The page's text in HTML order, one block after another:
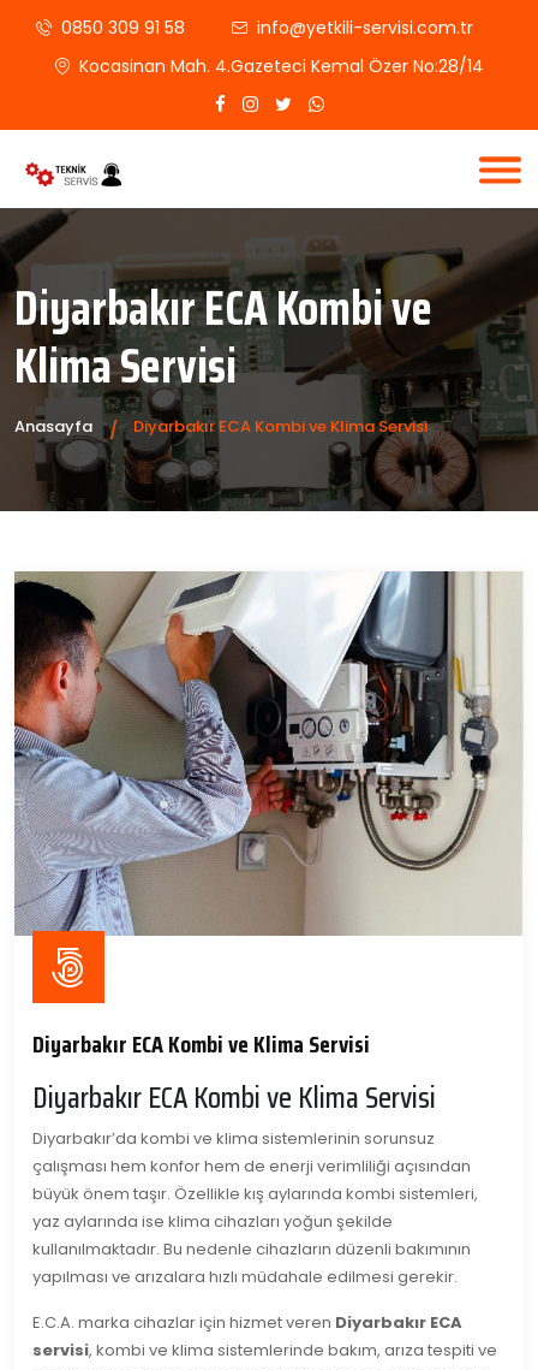
0850 309 91 58
info@yetkili-servisi.com.tr
Kocasinan Mah. 4.Gazeteci Kemal Özer No:28/14
Diyarbakır ECA Kombi ve
Klima Servisi
Anasayfa Diyarbakır ECA Kombi ve Klima Servisi
Diyarbakır ECA Kombi ve Klima Servisi
DiyarbakırECA Kombi ve Klima Servisi
Diyarbakır’da kombi ve klima sistemlerinin sorunsuz
çalışması hem konfor hem de enerji verimliliği açısından
büyük önem taşır. Özellikle kış aylarında kombi sistemleri,
yaz aylarında ise klima cihazları yoğun şekilde
kullanılmaktadır. Bu nedenle cihazların düzenli bakımının
yapılması ve arızalara hızlı müdahale edilmesi gerekir.
E.C.A. marka cihazlar için hizmet veren Diyarbakır ECA
servisi, kombi ve klima sistemlerinde bakım, arıza tespiti ve